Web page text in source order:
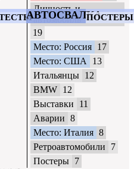
АВТОСВАЛКАПОСТЕРЫ
Личность и
автомобиль
19
Место: Россия 17
Место: США
13
Итальянцы 12
BMW 12
Выставки
11
Аварии 8
Место: Италия 8
Ретроавтомобили
7
Постеры 7